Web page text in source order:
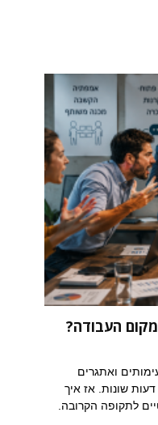
העבודה?
ואתגרים
שונות. אז איך
לתקופה הקרובה.